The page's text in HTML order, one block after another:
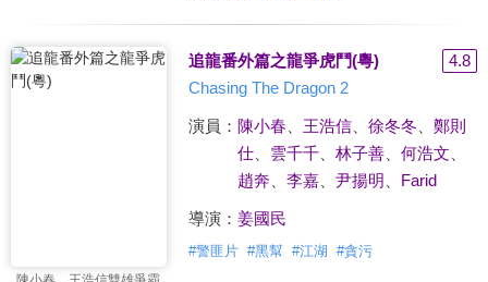
追龍番外篇之龍爭虎鬥(粵)
4.8
Chasing The Dragon 2
演員： 陳小春 王浩信、 徐冬冬
鄭則
仕、 雲千千、 林子善、 何浩文
趙奔
李嘉、 尹揚明 Farid
導演： 姜國民
#警匪片 #黑幫 #江湖 #貪污